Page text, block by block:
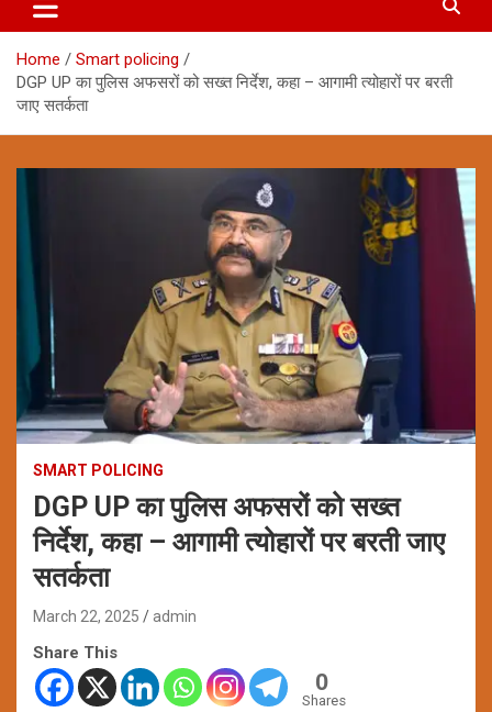
Home
Smart policing
DGP UP का पुलिस अफसरों को सख्त निर्देश, कहा – आगामी त्योहारों पर बरती
जाए सतर्कता
SMART POLICING
DGP UP का पुलिस अफसरों को सख्त
निर्देश, कहा – आगामी त्योहारों पर बरती जाए
सतर्कता
March 22, 2025 admin
Share This
0
Shares